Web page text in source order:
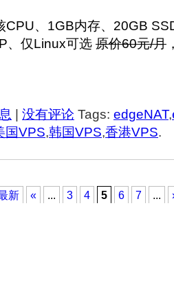
CPU、1GB内存、20GB
、仅Linux可选 原价60元/月
| 没有评论 Tags: edgeNAT,
国VPS,韩国VPS,香港VPS.
新 « 3 4 5 6 7